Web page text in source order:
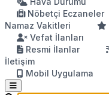
Nöbetçi Eczaneler
Namaz Vakitleri
Vefat İlanları
Resmi İlanlar
İletişim
Mobil Uygulama